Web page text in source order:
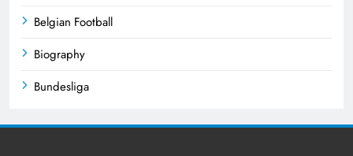
Belgian Football
Biography
Bundesliga